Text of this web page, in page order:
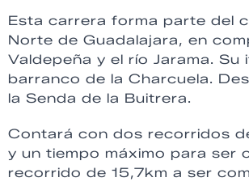
Esta carrera forma parte del
Norte de Guadalajara, en
Valdepeña y el río Jarama.
barranco de la Charcuela.
la Senda de la Buitrera.
Contará con dos recorridos
y un tiempo máximo para ser
recorrido de 15,7km a ser